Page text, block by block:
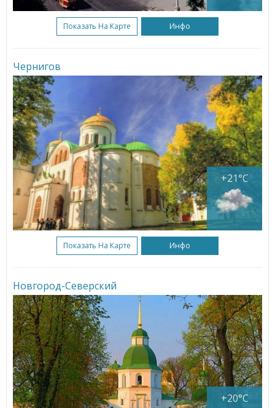
Показать На Карте Инфо
Чернигов
+21°C
Показать На Карте Инфо
Новгород-Северский
+20°C